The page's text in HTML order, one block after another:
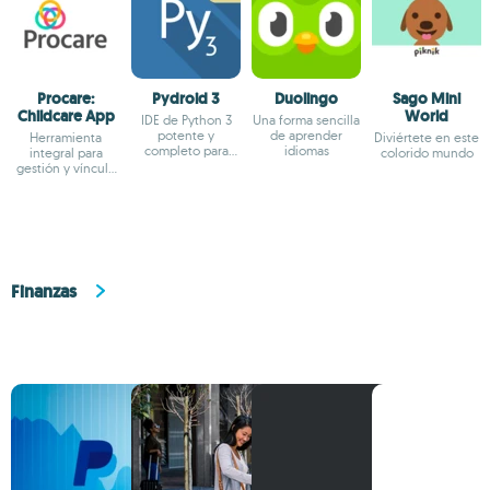
Procare:
Childcare App
Herramienta
integral para
gestión y vínculo
Pydroid 3
IDE de Python 3
potente y
completo para
Duolingo
Una forma sencilla
de aprender
idiomas
Sago Mini
World
Diviértete en este
colorido mundo
Finanzas